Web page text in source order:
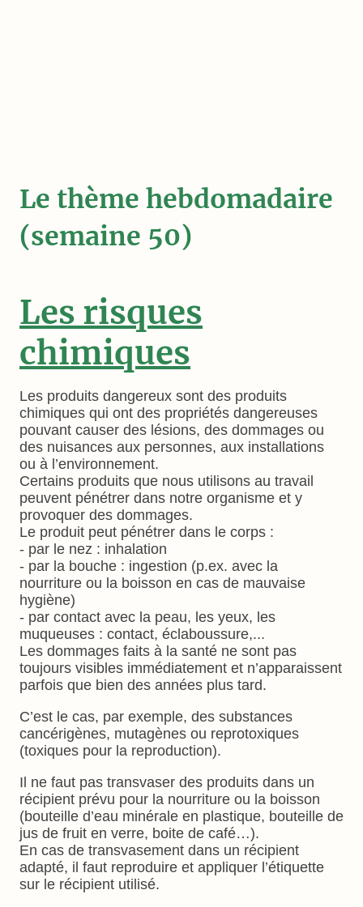
Le thème hebdomadaire
(semaine 50)
Les risques
chimiques
Les produits dangereux sont des produits
chimiques qui ont des propriétés dangereuses
pouvant causer des lésions, des dommages ou
des nuisances aux personnes, aux installations
ou à l’environnement.
Certains produits que nous utilisons au travail
peuvent pénétrer dans notre organisme et y
provoquer des dommages.
Le produit peut pénétrer dans le corps :
- par le nez : inhalation
- par la bouche : ingestion (p.ex. avec la
nourriture ou la boisson en cas de mauvaise
hygiène)
- par contact avec la peau, les yeux, les
muqueuses : contact, éclaboussure,...
Les dommages faits à la santé ne sont pas
toujours visibles immédiatement et n’apparaissent
parfois que bien des années plus tard.
C’est le cas, par exemple, des substances
cancérigènes, mutagènes ou reprotoxiques
(toxiques pour la reproduction).
Il ne faut pas transvaser des produits dans un
récipient prévu pour la nourriture ou la boisson
(bouteille d’eau minérale en plastique, bouteille de
jus de fruit en verre, boite de café…).
En cas de transvasement dans un récipient
adapté, il faut reproduire et appliquer l’étiquette
sur le récipient utilisé.